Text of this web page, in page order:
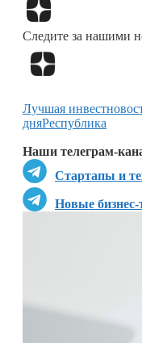
Следите за нашими
Наши телеграм-
Стартапы и
Новые
Лучшая
дняРеспублика